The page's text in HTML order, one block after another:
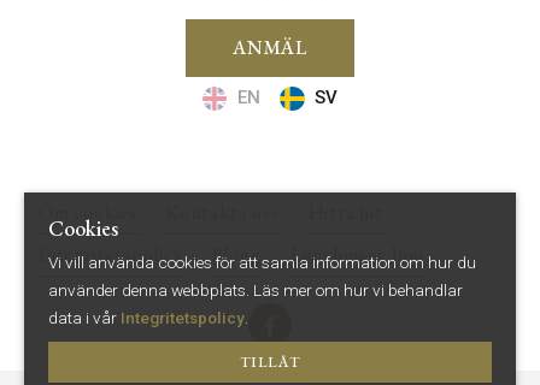
ANMÄL
EN SV
Om cookies
Integritetspolicy
Blogg Lunchmeny Juni
Cookies
Vi vill använda cookies för att samla information om hur du
använder denna webbplats. Läs mer om hur vi behandlar
data i vår Integritetspolicy
TILLÅT